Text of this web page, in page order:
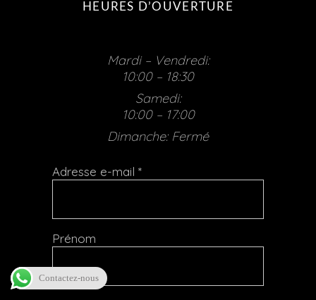
HEURES D’OUVERTURE
Mardi – Vendredi:
10:00 – 18:30
Samedi:
10:00 – 17:00
Dimanche: Fermé
Adresse e-mail *
Prénom
Contactez-nous